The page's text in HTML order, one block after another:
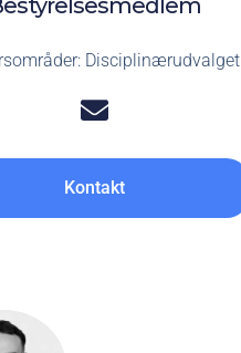
Disciplinærudvalget
Kontakt